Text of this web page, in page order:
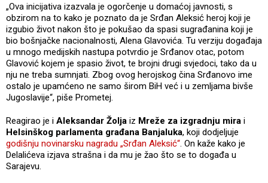
„Ova inicijativa izazvala je ogorčenje u domaćoj javnosti, s
obzirom na to kako je poznato da je Srđan Aleksić heroj koji je
izgubio život nakon što je pokušao da spasi sugrađanina koji je
bio bošnjačke nacionalnosti, Alena Glavovića. Tu verziju događaja
u mnogo medijskih nastupa potvrdio je Srđanov otac, potom
Glavović kojem je spasio život, te brojni drugi svjedoci, tako da u
nju ne treba sumnjati. Zbog ovog herojskog čina Srđanovo ime
ostalo je upamćeno ne samo širom BiH već i u zemljama bivše
Jugoslavije“, piše Prometej.
Reagirao je i Aleksandar Žolja iz Mreže za izgradnju mira i
Helsinškog parlamenta građana Banjaluka, koji dodjeljuje
godišnju novinarsku nagradu „Srđan Aleksić“. On kaže kako je
Delalićeva izjava strašna i da mu je žao što se to događa u
Sarajevu.